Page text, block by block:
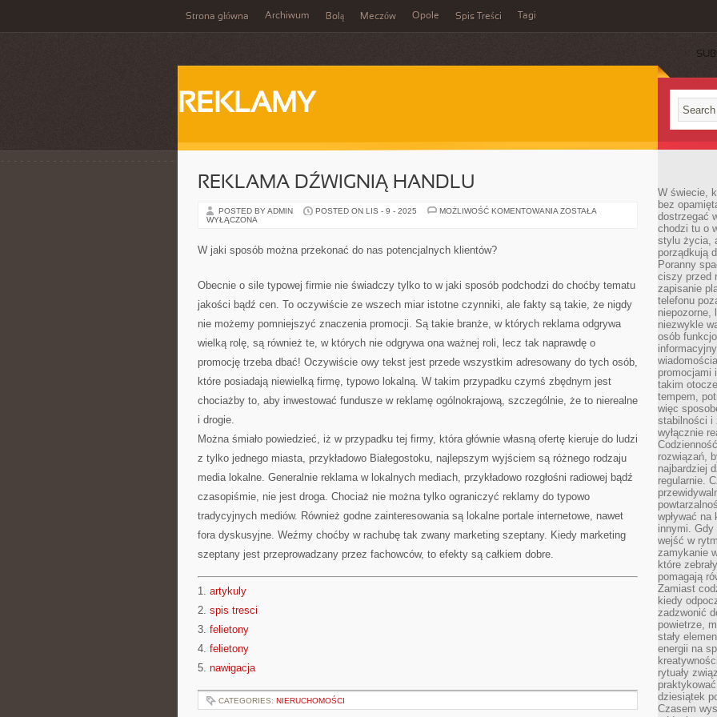
Strona główna Archiwum Bolą Meczów Opole Spis Treści Tagi
REKLAMY
REKLAMA DŹWIGNIĄ HANDLU
POSTED BY ADMIN POSTED ON LIS - 9 - 2025 MOŻLIWOŚĆ KOMENTOWANIA REKLAMA
ZOSTAŁA
WYŁĄCZONA
W jaki sposób można przekonać do nas potencjalnych klientów?
Obecnie o sile typowej firmie nie świadczy tylko to w jaki sposób podchodzi do choćby tematu
jakości bądź cen. To oczywiście ze wszech miar istotne czynniki, ale fakty są takie, że nigdy
nie możemy pomniejszyć znaczenia promocji. Są takie branże, w których reklama odgrywa
wielką rolę, są również te, w których nie odgrywa ona ważnej roli, lecz tak naprawdę o
promocję trzeba dbać! Oczywiście owy tekst jest przede wszystkim adresowany do tych osób,
które posiadają niewielką firmę, typowo lokalną. W takim przypadku czymś zbędnym jest
chociażby to, aby inwestować fundusze w reklamę ogólnokrajową, szczególnie, że to nierealne
i drogie.
Można śmiało powiedzieć, iż w przypadku tej firmy, która głównie własną ofertę kieruje do ludzi
z tylko jednego miasta, przykładowo Białegostoku, najlepszym wyjściem są różnego rodzaju
media lokalne. Generalnie reklama w lokalnych mediach, przykładowo rozgłośni radiowej bądź
czasopiśmie, nie jest droga. Chociaż nie można tylko ograniczyć reklamy do typowo
tradycyjnych mediów. Również godne zainteresowania są lokalne portale internetowe, nawet
fora dyskusyjne. Weźmy choćby w rachubę tak zwany marketing szeptany. Kiedy marketing
szeptany jest przeprowadzany przez fachowców, to efekty są całkiem dobre.
1. artykuly
2. spis tresci
3. felietony
4. felietony
5. nawigacja
CATEGORIES: NIERUCHOMOŚCI
W świecie,
bez
dostrzegać
chodzi tu o
stylu życia,
porządkują
Poranny
ciszy przed
zapisanie
telefonu
niepozorne,
niezwykle
osób
promocjami
takim
tempem,
więc
stabilności i
wyłącznie
rozwiązań,
najbardziej
regularnie.
wpływać
innymi. Gdy
wejść w
zamykanie
które
pomagają
Zamiast
kiedy
zadzwonić
powietrze,
stały
energii na
rytuały
dziesiątek
Czasem